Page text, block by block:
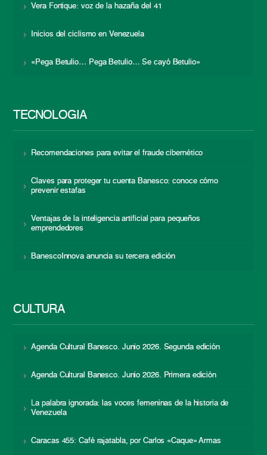
Vera Fortique: voz de la hazaña del 41
Inicios del ciclismo en Venezuela
«Pega Betulio… Pega Betulio… Se cayó Betulio»
TECNOLOGÍA
Recomendaciones para evitar el fraude cibernético
Claves para proteger tu cuenta Banesco: conoce cómo
prevenir estafas
Ventajas de la inteligencia artificial para pequeños
emprendedores
BanescoInnova anuncia su tercera edición
CULTURA
Agenda Cultural Banesco. Junio 2026. Segunda edición
Agenda Cultural Banesco. Junio 2026. Primera edición
La palabra ignorada: las voces femeninas de la historia de
Venezuela
Caracas 455: Café rajatabla, por Carlos «Caque» Armas